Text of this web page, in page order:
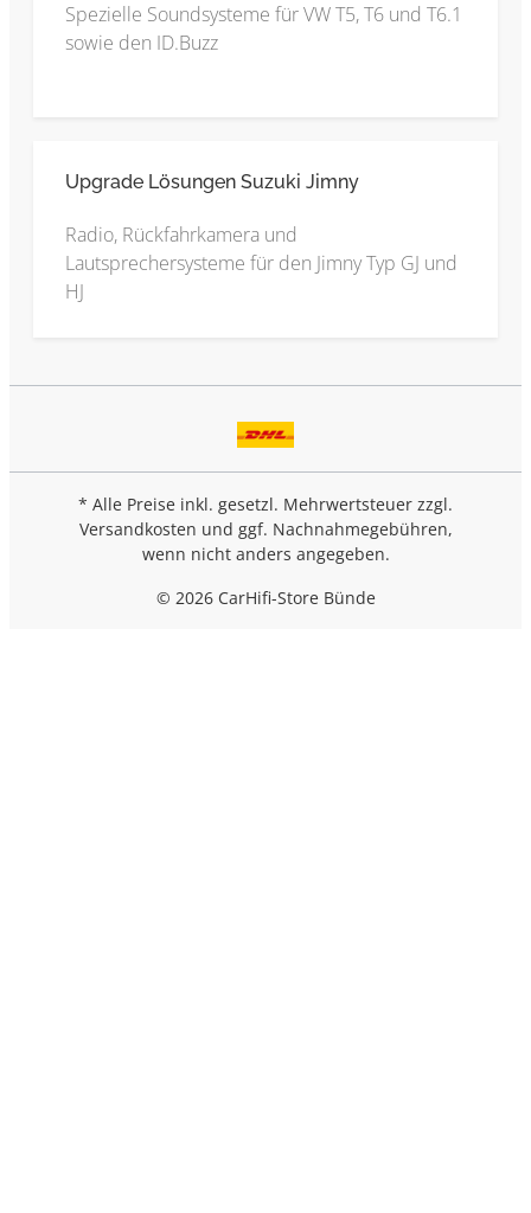
Spezielle Soundsysteme für VW T5, T6 und T6.1
sowie den ID.Buzz
Upgrade Lösungen Suzuki Jimny
Radio, Rückfahrkamera und
Lautsprechersysteme für den Jimny Typ GJ und
HJ
* Alle Preise inkl. gesetzl. Mehrwertsteuer zzgl.
Versandkosten und ggf. Nachnahmegebühren,
wenn nicht anders angegeben.
© 2026 CarHifi-Store Bünde